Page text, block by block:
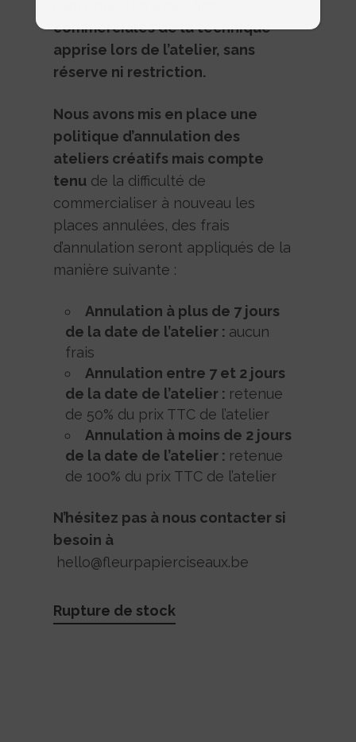
commerciales de la technique
apprise lors de l’atelier, sans
réserve ni restriction.
Nous avons mis en place une
politique d’annulation des
ateliers créatifs mais compte
tenude la difficulté de
commercialiser à nouveau les
places annulées, des frais
d’annulation seront appliqués de la
manière suivante :
Annulation à plus de 7 jours
de la date de l’atelier : aucun
frais
Annulation entre 7 et 2 jours
de la date de l’atelier : retenue
de 50% du prix TTC de l’atelier
Annulation à moins de 2 jours
de la date de l’atelier : retenue
de 100% du prix TTC de l’atelier
N’hésitez pas à nous contacter si
besoin à
hello@fleurpapierciseaux.be
Rupture de stock